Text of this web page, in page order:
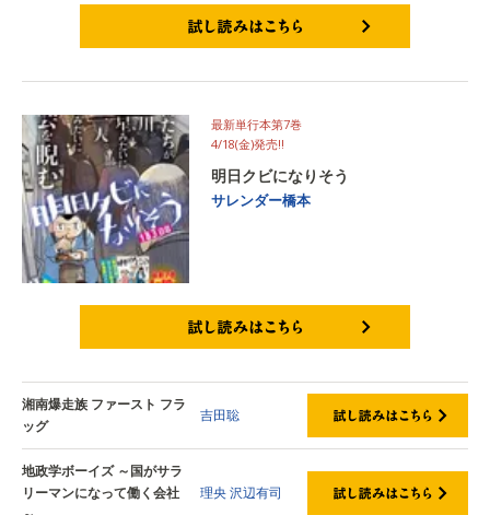
最新単行本第7巻
4/18(金)発売‼
明日クビになりそう
サレンダー橋本
湘南爆走族 ファースト フラ
ッグ
吉田聡
地政学ボーイズ ～国がサラ
リーマンになって働く会社
理央沢辺有司